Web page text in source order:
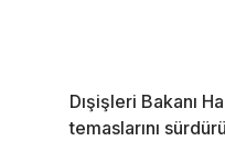
Dışişleri Bakanı
temaslarını